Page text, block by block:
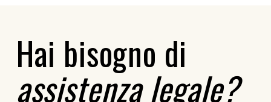
Hai bisogno di
assistenza legale?